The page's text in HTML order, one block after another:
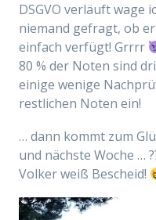
DSGVO verläuft wage
niemand gefragt, ob
einfach verfügt! Grrrr
80 % der Noten sind
einige wenige
restlichen Noten ein!
… dann kommt zum
und nächste Woche …
Volker weiß Bescheid!